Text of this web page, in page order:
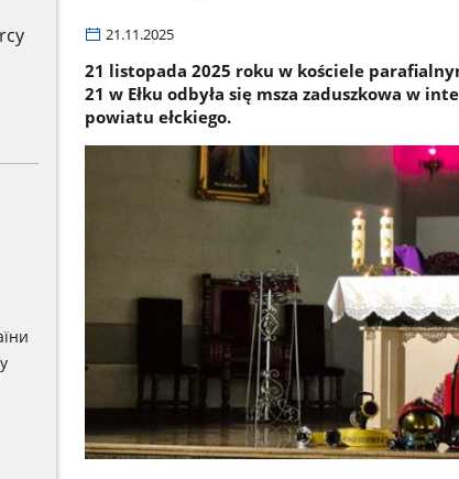
21.11.2025
21 listopada 2025 roku w kościele
21 w Ełku odbyła się msza zaduszkowa w
powiatu ełckiego.